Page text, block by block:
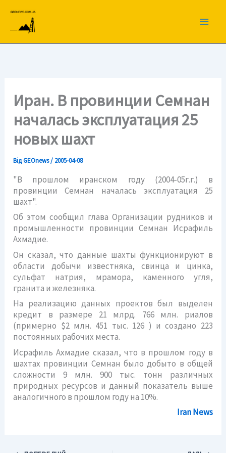
вмісту
Иран. В провинции Семнан
началась эксплуатация 25
новых шахт
ВідGEOnews/ 2005-04-08
"В прошлом иранском году (2004-05г.г.) в
провинции Семнан началась эксплуатация 25
шахт".
Об этом сообщил глава Организации рудников и
промышленности провинции Семнан Исрафиль
Ахмадие.
Он сказал, что данные шахты функционируют в
области добычи известняка, свинца и цинка,
сульфат натрия, мрамора, каменного угля,
гранита и железняка.
На реализацию данных проектов был выделен
кредит в размере 21 млрд. 766 млн. риалов
(примерно $2 млн. 451 тыс. 126 ) и создано 223
постоянных рабочих места.
Исрафиль Ахмадие сказал, что в прошлом году в
шахтах провинции Семнан было добыто в общей
сложности 9 млн. 900 тыс. тонн различных
природных ресурсов и данный показатель выше
аналогичного в прошлом году на 10%.
Iran News